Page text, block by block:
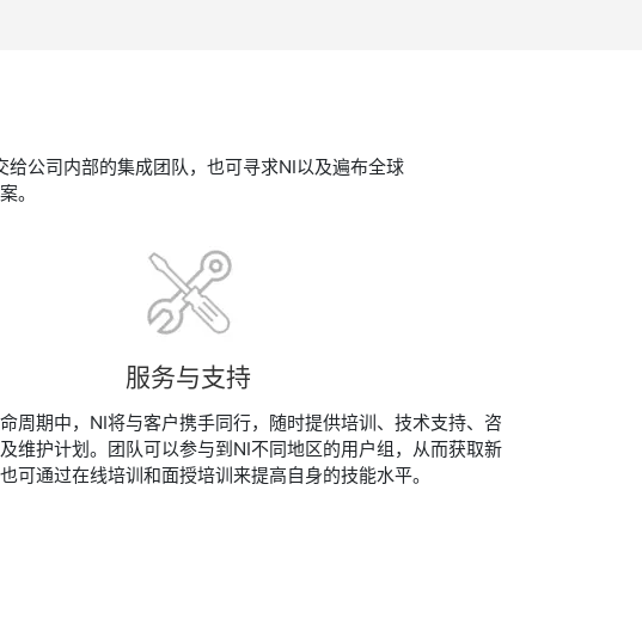
公司内部的集成团队，也可寻求NI以及遍布全球
。
服务与支持
周期中，NI将与客户携手同行​，随时提供培训、技​术支持、咨
维护计划。团队可以参与到NI不同地区的用户组，从而获取新
可通过在线培训和面授培训来提高自身的技能水平。